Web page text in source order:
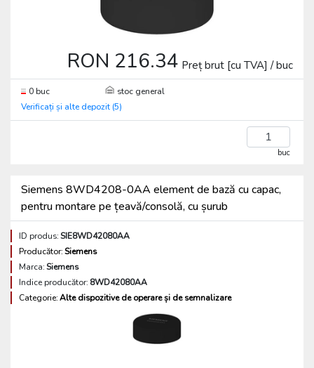
RON 216.34 Preț brut [cu TVA] / buc
0 buc
stoc general
Verificați și alte depozit (5)
buc
Siemens 8WD4208-0AA element de bază cu capac,
pentru montare pe țeavă/consolă, cu șurub
ID produs:SIE8WD42080AA
Producător:Siemens
Marca:Siemens
Indice producător: 8WD42080AA
Categorie:Alte dispozitive de operare și de semnalizare